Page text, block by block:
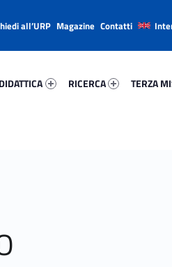
DIDATTICA
RICERCA
TERZA
all’URP Magazine Contatti